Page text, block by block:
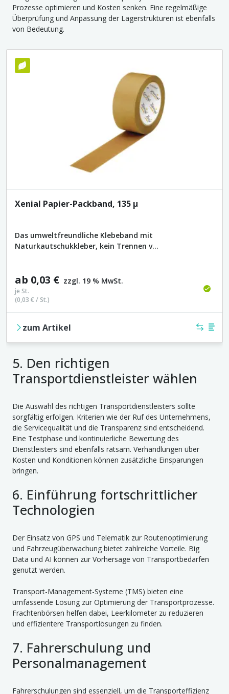
Prozesse optimieren und Kosten senken. Eine regelmäßige
Überprüfung und Anpassung der Lagerstrukturen ist ebenfalls
von Bedeutung.
Xenial Papier-Packband, 135 µ
Das umweltfreundliche Klebeband mit
Naturkautschukkleber, kein Trennen v...
ab 0,03 € zzgl. 19 % MwSt.
je St.
(0,03 € /St.)
zum Artikel
5. Den richtigen
Transportdienstleister wählen
Die Auswahl des richtigen Transportdienstleisters sollte
sorgfältig erfolgen. Kriterien wie der Ruf des Unternehmens,
die Servicequalität und die Transparenz sind entscheidend.
Eine Testphase und kontinuierliche Bewertung des
Dienstleisters sind ebenfalls ratsam. Verhandlungen über
Kosten und Konditionen können zusätzliche Einsparungen
bringen.
6. Einführung fortschrittlicher
Technologien
Der Einsatz von GPS und Telematik zur Routenoptimierung
und Fahrzeugüberwachung bietet zahlreiche Vorteile. Big
Data und AI können zur Vorhersage von Transportbedarfen
genutzt werden.
Transport-Management-Systeme (TMS) bieten eine
umfassende Lösung zur Optimierung der Transportprozesse.
Frachtenbörsen helfen dabei, Leerkilometer zu reduzieren
und effizientere Transportlösungen zu finden.
7. Fahrerschulung und
Personalmanagement
Fahrerschulungen sind essenziell, um die Transporteffizienz